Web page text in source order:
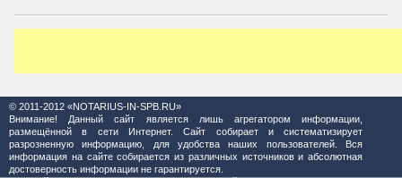
© 2011-2012 «NOTARIUS-IN-SPB.RU»
Внимание! Данный сайт является лишь агрегатором информации,
размещённой в сети Интернет. Сайт собирает и систематизирует
разрозненную информацию, для удобства наших пользователей. Вся
информация на сайте собирается из различных источников и абсолютная
достоверность информации не гарантируется.